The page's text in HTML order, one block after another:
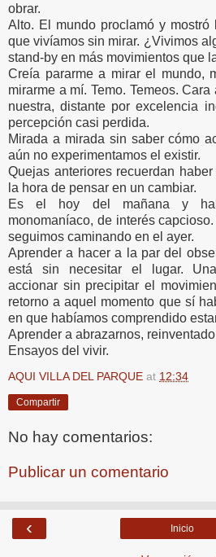
obrar.
Alto. El mundo proclamó y mostró
que vivíamos sin mirar. ¿Vivimos
stand-by en más movimientos que
Creía pararme a mirar el mundo,
mirarme a mí. Temo. Temeos.
nuestra, distante por excelencia
percepción casi perdida.
Mirada a mirada sin saber cómo
aún no experimentamos el existir.
Quejas anteriores recuerdan
la hora de pensar en un cambiar.
Es el hoy del mañana y
monomaníaco, de interés
seguimos caminando en el ayer.
Aprender a hacer a la par del
está sin necesitar el lugar.
accionar sin precipitar el
retorno a aquel momento que sí
en que habíamos comprendido
Aprender a abrazarnos,
Ensayos del vivir.
AQUI VILLA DEL PARQUE at 12:34
Compartir
No hay comentarios:
Publicar un comentario
‹ Inicio